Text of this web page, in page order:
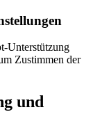
Unterstützung
Zustimmen der
und